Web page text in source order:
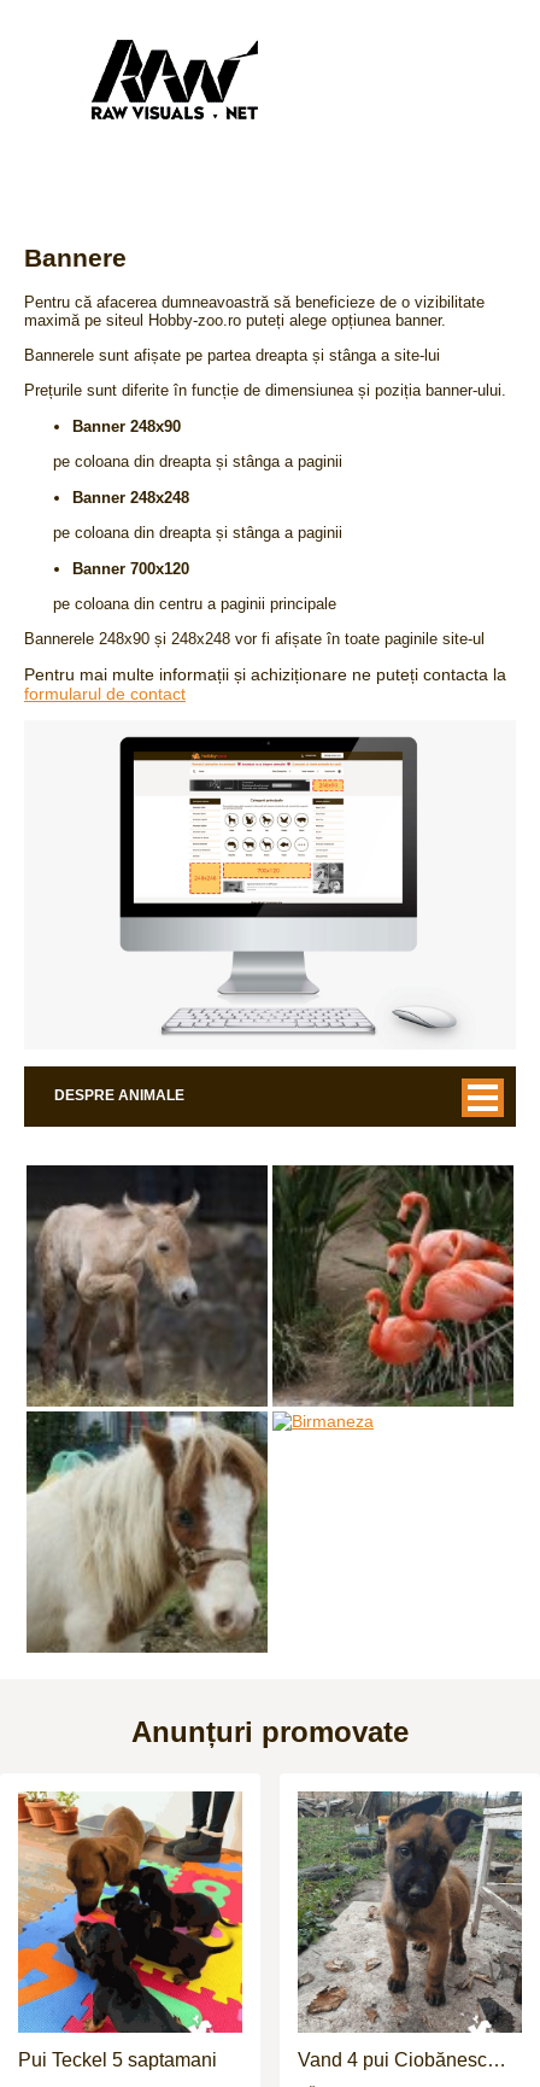
Bannere
Pentru că afacerea dumneavoastră să beneficieze de o vizibilitate
maximă pe siteul Hobby-zoo.ro puteți alege opțiunea banner.
Bannerele sunt afișate pe partea dreapta și stânga a site-lui
Prețurile sunt diferite în funcție de dimensiunea și poziția banner-ului.
Banner 248x90
pe coloana din dreapta și stânga a paginii
Banner 248x248
pe coloana din dreapta și stânga a paginii
Banner 700x120
pe coloana din centru a paginii principale
Bannerele 248x90 și 248x248 vor fi afișate în toate paginile site-ul
Pentru mai multe informații și achiziționare ne puteți contacta la
formularul de contact
DESPRE ANIMALE
Anunțuri promovate
Pui Teckel 5 saptamani
Vand 4 pui Ciobănesc
Belgian - 2 luni